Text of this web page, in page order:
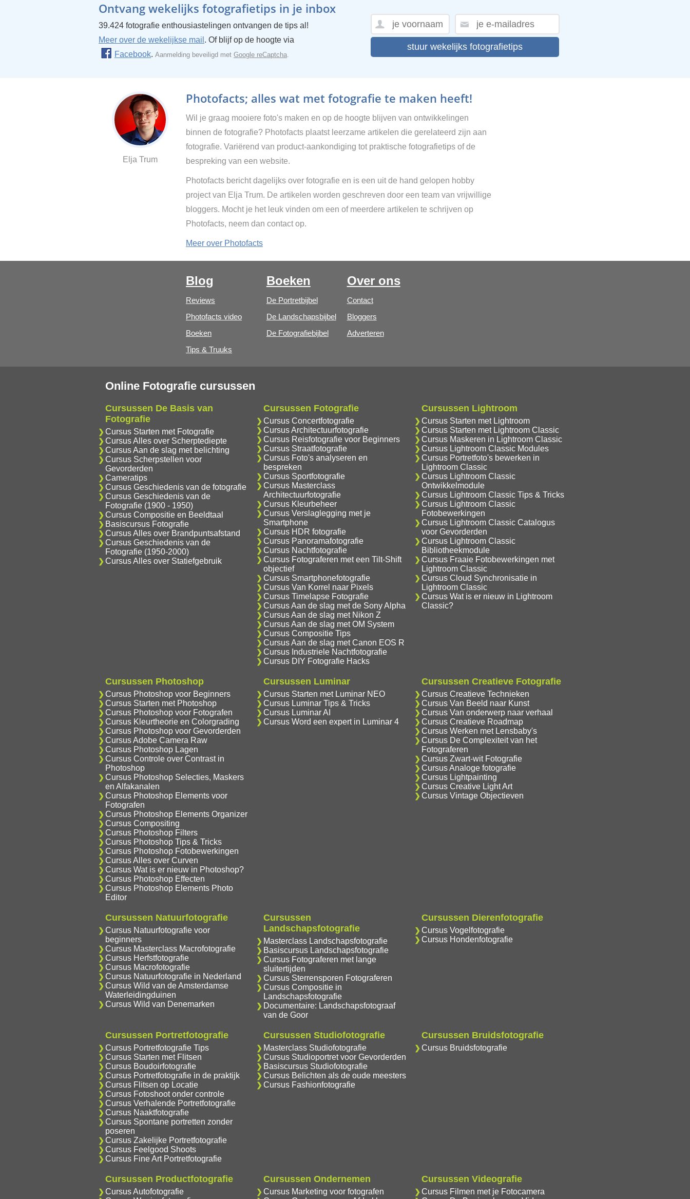
Ontvang wekelijks fotografietips in je inbox
39.424 fotografie enthousiastelingen ontvangen de tips al!
Meer over de wekelijkse mail . Of blijf op de hoogte via
Facebook. Aanmelding beveiligd met Google reCaptcha.
stuur wekelijks fotografietips
Elja Trum
Photofacts; alles wat met fotografie te maken heeft!
Wil je graag mooiere foto's maken en op de hoogte blijven van ontwikkelingen
binnen de fotografie? Photofacts plaatst leerzame artikelen die gerelateerd zijn aan
fotografie. Variërend van product-aankondiging tot praktische fotografietips of de
bespreking van een website.
Photofacts bericht dagelijks over fotografie en is een uit de hand gelopen hobby
project van Elja Trum. De artikelen worden geschreven door een team van vrijwillige
bloggers. Mocht je het leuk vinden om een of meerdere artikelen te schrijven op
Photofacts, neem dan contact op.
Meer over Photofacts
Blog
Reviews
Photofacts video
Boeken
Tips & Truuks
Boeken
De Portretbijbel
De Landschapsbijbel
De Fotografiebijbel
Over ons
Contact
Bloggers
Adverteren
Online Fotografie cursussen
Cursussen De Basis van
Fotografie
Cursus Starten met Fotografie
Cursus Alles over Scherptediepte
Cursus Aan de slag met belichting
Cursus Scherpstellen voor
Gevorderden
Cameratips
Cursus Geschiedenis van de fotografie
Cursus Geschiedenis van de
Fotografie (1900 - 1950)
Cursus Compositie en Beeldtaal
Basiscursus Fotografie
Cursus Alles over Brandpuntsafstand
Cursus Geschiedenis van de
Fotografie (1950-2000)
Cursus Alles over Statiefgebruik
Cursussen Fotografie
Cursus Concertfotografie
Cursus Architectuurfotografie
Cursus Reisfotografie voor Beginners
Cursus Straatfotografie
Cursus Foto's analyseren en
bespreken
Cursus Sportfotografie
Cursus Masterclass
Architectuurfotografie
Cursus Kleurbeheer
Cursus Verslaglegging met je
Smartphone
Cursus HDR fotografie
Cursus Panoramafotografie
Cursus Nachtfotografie
Cursus Fotograferen met een Tilt-Shift
objectief
Cursus Smartphonefotografie
Cursus Van Korrel naar Pixels
Cursus Timelapse Fotografie
Cursus Aan de slag met de Sony Alpha
Cursus Aan de slag met Nikon Z
Cursus Aan de slag met OM System
Cursus Compositie Tips
Cursus Aan de slag met Canon EOS R
Cursus Industriele Nachtfotografie
Cursus DIY Fotografie Hacks
Cursussen Lightroom
Cursus Starten met Lightroom
Cursus Starten met Lightroom Classic
Cursus Maskeren in Lightroom Classic
Cursus Lightroom Classic Modules
Cursus Portretfoto's bewerken in
Lightroom Classic
Cursus Lightroom Classic
Ontwikkelmodule
Cursus Lightroom Classic Tips & Tricks
Cursus Lightroom Classic
Fotobewerkingen
Cursus Lightroom Classic Catalogus
voor Gevorderden
Cursus Lightroom Classic
Bibliotheekmodule
Cursus Fraaie Fotobewerkingen met
Lightroom Classic
Cursus Cloud Synchronisatie in
Lightroom Classic
Cursus Wat is er nieuw in Lightroom
Classic?
Cursussen Photoshop
Cursus Photoshop voor Beginners
Cursus Starten met Photoshop
Cursus Photoshop voor Fotografen
Cursus Kleurtheorie en Colorgrading
Cursus Photoshop voor Gevorderden
Cursus Adobe Camera Raw
Cursus Photoshop Lagen
Cursus Controle over Contrast in
Photoshop
Cursus Photoshop Selecties, Maskers
en Alfakanalen
Cursus Photoshop Elements voor
Fotografen
Cursus Photoshop Elements Organizer
Cursus Compositing
Cursus Photoshop Filters
Cursus Photoshop Tips & Tricks
Cursus Photoshop Fotobewerkingen
Cursus Alles over Curven
Cursus Wat is er nieuw in Photoshop?
Cursus Photoshop Effecten
Cursus Photoshop Elements Photo
Editor
Cursussen Luminar
Cursus Starten met Luminar NEO
Cursus Luminar Tips & Tricks
Cursus Luminar AI
Cursus Word een expert in Luminar 4
Cursussen Creatieve Fotografie
Cursus Creatieve Technieken
Cursus Van Beeld naar Kunst
Cursus Van onderwerp naar verhaal
Cursus Creatieve Roadmap
Cursus Werken met Lensbaby's
Cursus De Complexiteit van het
Fotograferen
Cursus Zwart-wit Fotografie
Cursus Analoge fotografie
Cursus Lightpainting
Cursus Creative Light Art
Cursus Vintage Objectieven
Cursussen Natuurfotografie
Cursus Natuurfotografie voor
beginners
Cursus Masterclass Macrofotografie
Cursus Herfstfotografie
Cursus Macrofotografie
Cursus Natuurfotografie in Nederland
Cursus Wild van de Amsterdamse
Waterleidingduinen
Cursus Wild van Denemarken
Cursussen
Landschapsfotografie
Masterclass Landschapsfotografie
Basiscursus Landschapsfotografie
Cursus Fotograferen met lange
sluitertijden
Cursus Sterrensporen Fotograferen
Cursus Compositie in
Landschapsfotografie
Documentaire: Landschapsfotograaf
van de Goor
Cursussen Dierenfotografie
Cursus Vogelfotografie
Cursus Hondenfotografie
Cursussen Portretfotografie
Cursus Portretfotografie Tips
Cursus Starten met Flitsen
Cursus Boudoirfotografie
Cursus Portretfotografie in de praktijk
Cursus Flitsen op Locatie
Cursus Fotoshoot onder controle
Cursus Verhalende Portretfotografie
Cursus Naaktfotografie
Cursus Spontane portretten zonder
poseren
Cursus Zakelijke Portretfotografie
Cursus Feelgood Shoots
Cursus Fine Art Portretfotografie
Cursussen Studiofotografie
Masterclass Studiofotografie
Cursus Studioportret voor Gevorderden
Basiscursus Studiofotografie
Cursus Belichten als de oude meesters
Cursus Fashionfotografie
Cursussen Bruidsfotografie
Cursus Bruidsfotografie
Cursussen Productfotografie
Cursus Autofotografie
Cursussen Ondernemen
Cursus Marketing voor fotografen
Cursussen Videografie
Cursus Filmen met je Fotocamera